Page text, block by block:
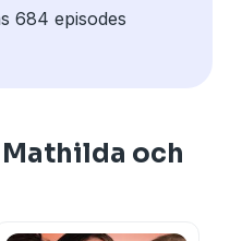
684 episodes
och